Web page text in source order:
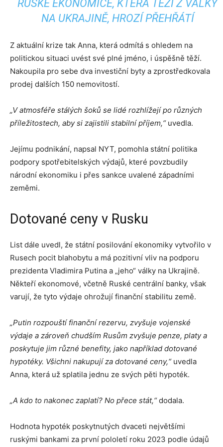
RUSKÉ EKONOMICE, KTERÁ TĚŽÍ Z VÁLKY
NA UKRAJINĚ, HROZÍ PŘEHŘÁTÍ
Z aktuální krize tak Anna, která odmítá s ohledem na
politickou situaci uvést své plné jméno, i úspěšně těží.
Nakoupila pro sebe dva investiční byty a zprostředkovala
prodej dalších 150 nemovitostí.
„V atmosféře stálých šoků se lidé rozhlížejí po různých
příležitostech, aby si zajistili stabilní příjem,“uvedla.
Jejímu podnikání, napsal NYT, pomohla státní politika
podpory spotřebitelských výdajů, které povzbudily
národní ekonomiku i přes sankce uvalené západními
zeměmi.
Dotované ceny v Rusku
List dále uvedl, že státní posilování ekonomiky vytvořilo v
Rusech pocit blahobytu a má pozitivní vliv na podporu
prezidenta Vladimira Putina a „jeho“ války na Ukrajině.
Někteří ekonomové, včetně Ruské centrální banky, však
varují, že tyto výdaje ohrožují finanční stabilitu země.
„Putin rozpouští finanční rezervu, zvyšuje vojenské
výdaje a zároveň chudším Rusům zvyšuje penze, platy a
poskytuje jim různé benefity, jako například dotované
hypotéky. Všichni nakupují za dotované ceny,“ uvedla
Anna, která už splatila jednu ze svých pěti hypoték.
„A kdo to nakonec zaplatí? No přece stát,“dodala.
Hodnota hypoték poskytnutých dvaceti největšími
ruskými bankami za první pololetí roku 2023 podle údajů